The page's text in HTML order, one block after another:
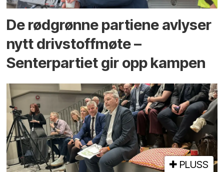
De rødgrønne partiene avlyser
nytt drivstoffmøte –
Senterpartiet gir opp kampen
PLUSS